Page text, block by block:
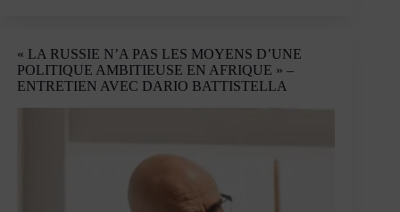
d’instrumentalisation
« LA RUSSIE N’A PAS LES MOYENS D’UNE
POLITIQUE AMBITIEUSE EN AFRIQUE » –
ENTRETIEN AVEC DARIO BATTISTELLA